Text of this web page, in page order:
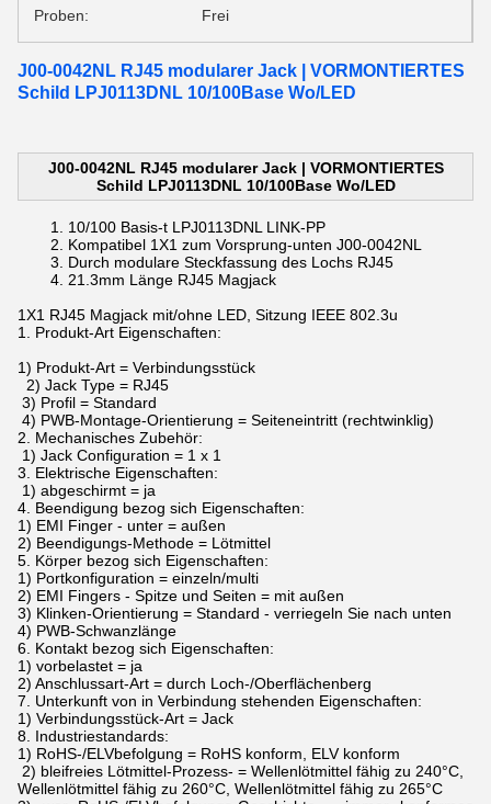
Proben: Frei
J00-0042NL RJ45 modularer Jack | VORMONTIERTES
Schild LPJ0113DNL 10/100Base Wo/LED
J00-0042NL RJ45 modularer Jack | VORMONTIERTES
Schild LPJ0113DNL 10/100Base Wo/LED
10/100 Basis-t LPJ0113DNL LINK-PP
Kompatibel 1X1 zum Vorsprung-unten J00-0042NL
Durch modulare Steckfassung des Lochs RJ45
21.3mm Länge RJ45 Magjack
1X1 RJ45 Magjack mit/ohne LED, Sitzung IEEE 802.3u
1. Produkt-Art Eigenschaften:
1) Produkt-Art = Verbindungsstück
2) Jack Type = RJ45
3) Profil = Standard
4) PWB-Montage-Orientierung = Seiteneintritt (rechtwinklig)
2. Mechanisches Zubehör:
1) Jack Configuration = 1 x 1
3. Elektrische Eigenschaften:
1) abgeschirmt = ja
4. Beendigung bezog sich Eigenschaften:
1) EMI Finger - unter = außen
2) Beendigungs-Methode = Lötmittel
5. Körper bezog sich Eigenschaften:
1) Portkonfiguration = einzeln/multi
2) EMI Fingers - Spitze und Seiten = mit außen
3) Klinken-Orientierung = Standard - verriegeln Sie nach unten
4) PWB-Schwanzlänge
6. Kontakt bezog sich Eigenschaften:
1) vorbelastet = ja
2) Anschlussart-Art = durch Loch-/Oberflächenberg
7. Unterkunft von in Verbindung stehenden Eigenschaften:
1) Verbindungsstück-Art = Jack
8. Industriestandards:
1) RoHS-/ELVbefolgung = RoHS konform, ELV konform
2) bleifreies Lötmittel-Prozess- = Wellenlötmittel fähig zu 240°C,
Wellenlötmittel fähig zu 260°C, Wellenlötmittel fähig zu 265°C